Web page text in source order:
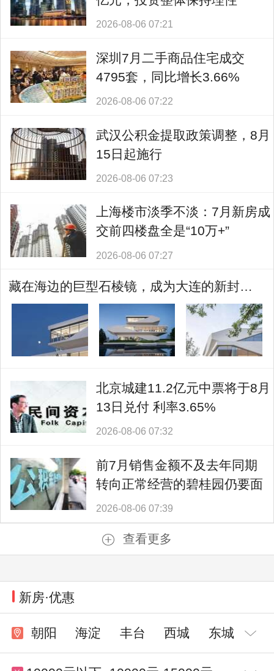
2026-08-06 07:21
深圳7月二手商品住宅成交
4795套，同比增长3.66%
2026-08-06 07:22
武汉公积金提取政策调整，8月
15日起施行
2026-08-06 07:23
上海楼市淡季不淡：7月新房成
交前四楼盘全是“10万+”
2026-08-06 07:27
藏在海边的巨型石棱镜，成为大连的新封面！
北京城建11.2亿元中票将于8月
13日兑付 利率3.65%
2026-08-06 07:32
前7月销售金额不及去年同期
转向正常经营的碧桂园仍要面
对难题
2026-08-06 07:39
查看更多
新房·优惠
朝阳 海淀 丰台 西城 东城